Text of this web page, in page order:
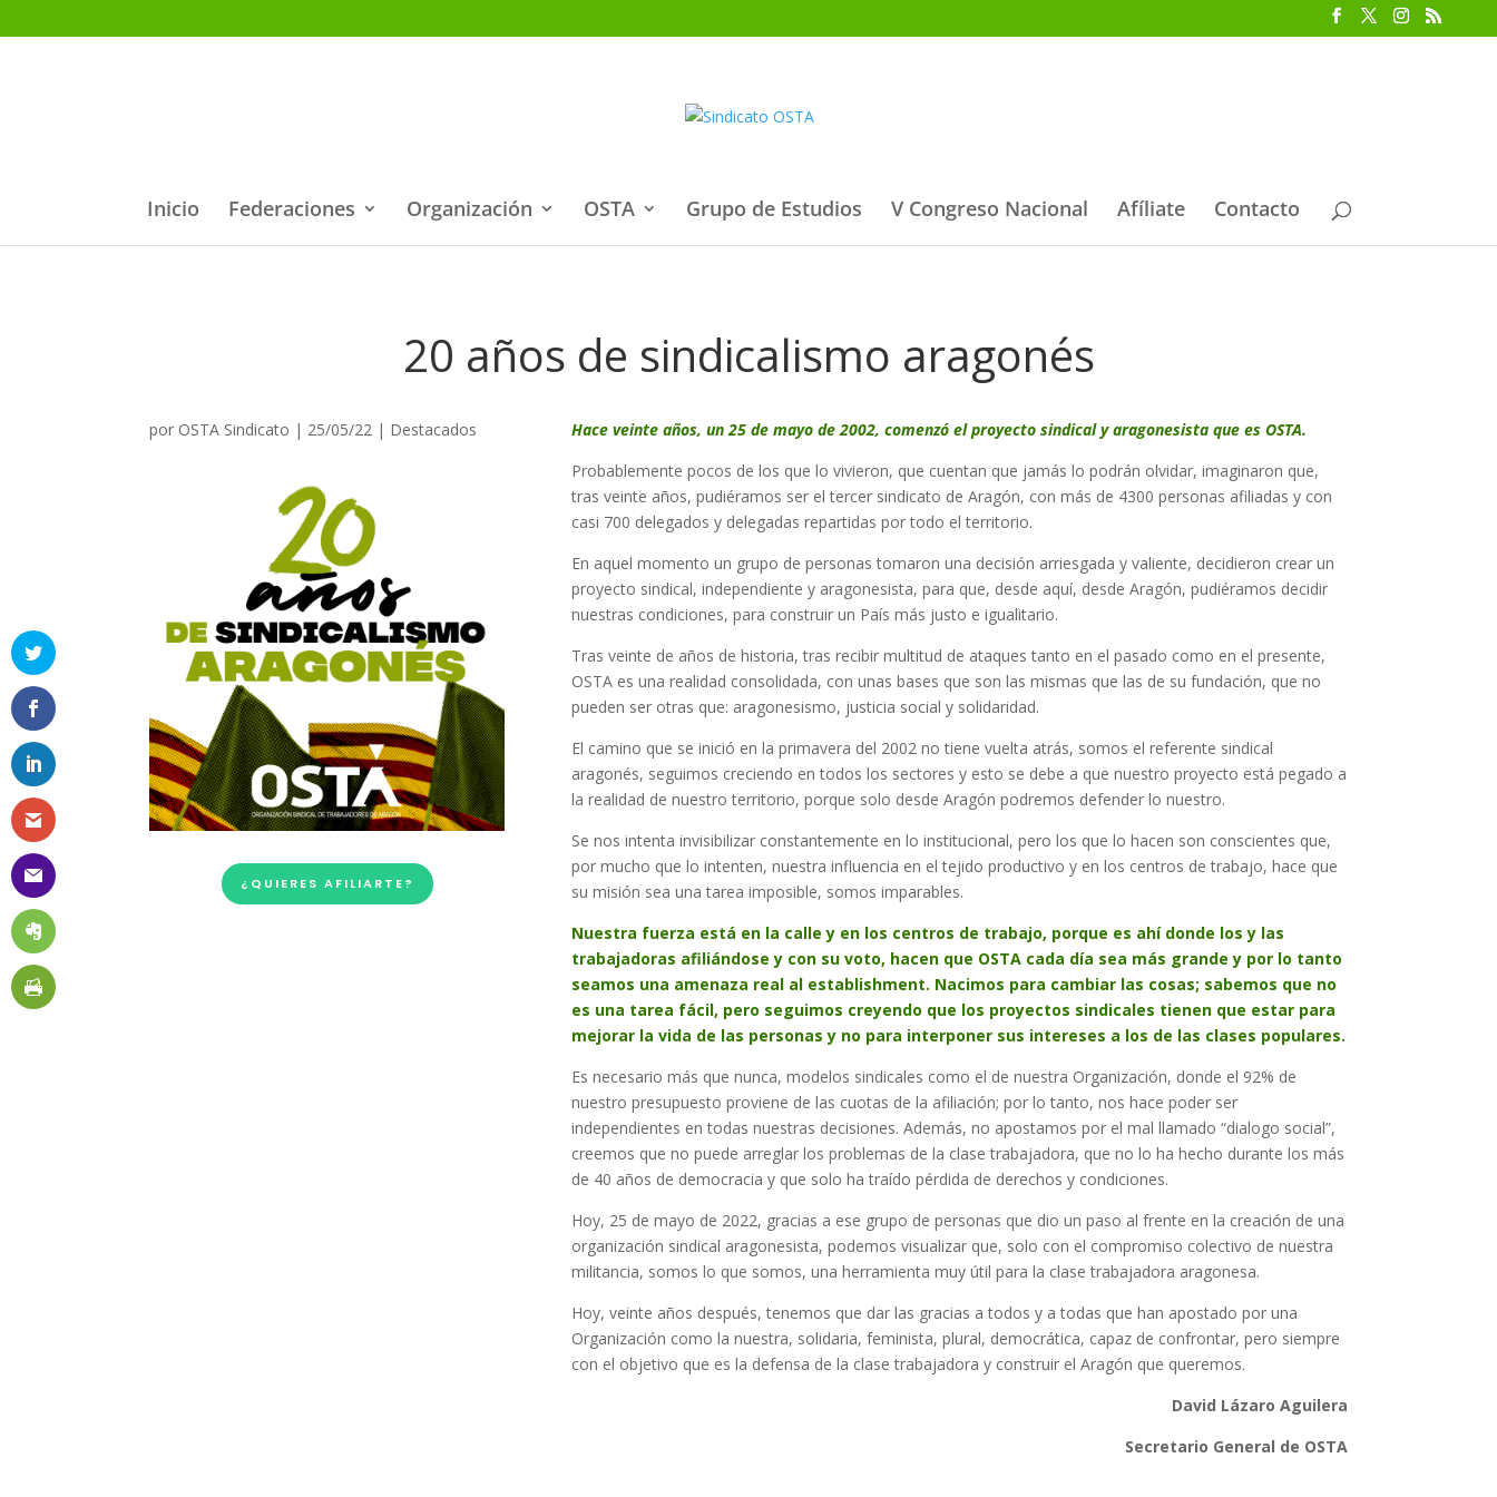
Inicio Federaciones Organización OSTA Grupo de Estudios V Congreso Nacional Afíliate Contacto
20 años de sindicalismo aragonés
por OSTA Sindicato | 25/05/22 | Destacados
¿QUIERES AFILIARTE?
Hace veinte años, un 25 de mayo de 2002, comenzó el proyecto sindical y aragonesista que es OSTA.
Probablemente pocos de los que lo vivieron, que cuentan que jamás lo podrán olvidar, imaginaron que,
tras veinte años, pudiéramos ser el tercer sindicato de Aragón, con más de 4300 personas afiliadas y con
casi 700 delegados y delegadas repartidas por todo el territorio.
En aquel momento un grupo de personas tomaron una decisión arriesgada y valiente, decidieron crear un
proyecto sindical, independiente y aragonesista, para que, desde aquí, desde Aragón, pudiéramos decidir
nuestras condiciones, para construir un País más justo e igualitario.
Tras veinte de años de historia, tras recibir multitud de ataques tanto en el pasado como en el presente,
OSTA es una realidad consolidada, con unas bases que son las mismas que las de su fundación, que no
pueden ser otras que: aragonesismo, justicia social y solidaridad.
El camino que se inició en la primavera del 2002 no tiene vuelta atrás, somos el referente sindical
aragonés, seguimos creciendo en todos los sectores y esto se debe a que nuestro proyecto está pegado a
la realidad de nuestro territorio, porque solo desde Aragón podremos defender lo nuestro.
Se nos intenta invisibilizar constantemente en lo institucional, pero los que lo hacen son conscientes que,
por mucho que lo intenten, nuestra influencia en el tejido productivo y en los centros de trabajo, hace que
su misión sea una tarea imposible, somos imparables.
Nuestra fuerza está en la calle y en los centros de trabajo, porque es ahí donde los y las
trabajadoras afiliándose y con su voto, hacen que OSTA cada día sea más grande y por lo tanto
seamos una amenaza real al establishment. Nacimos para cambiar las cosas; sabemos que no
es una tarea fácil, pero seguimos creyendo que los proyectos sindicales tienen que estar para
mejorar la vida de las personas y no para interponer sus intereses a los de las clases populares.
Es necesario más que nunca, modelos sindicales como el de nuestra Organización, donde el 92% de
nuestro presupuesto proviene de las cuotas de la afiliación; por lo tanto, nos hace poder ser
independientes en todas nuestras decisiones. Además, no apostamos por el mal llamado “dialogo social”,
creemos que no puede arreglar los problemas de la clase trabajadora, que no lo ha hecho durante los más
de 40 años de democracia y que solo ha traído pérdida de derechos y condiciones.
Hoy, 25 de mayo de 2022, gracias a ese grupo de personas que dio un paso al frente en la creación de una
organización sindical aragonesista, podemos visualizar que, solo con el compromiso colectivo de nuestra
militancia, somos lo que somos, una herramienta muy útil para la clase trabajadora aragonesa.
Hoy, veinte años después, tenemos que dar las gracias a todos y a todas que han apostado por una
Organización como la nuestra, solidaria, feminista, plural, democrática, capaz de confrontar, pero siempre
con el objetivo que es la defensa de la clase trabajadora y construir el Aragón que queremos.
David Lázaro Aguilera
Secretario General de OSTA